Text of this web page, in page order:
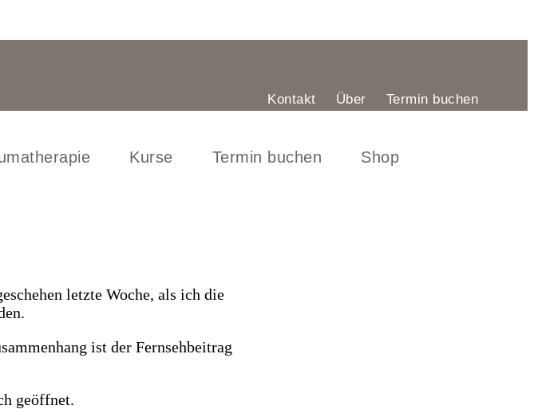
Kontakt Über Termin buchen
Kurse Termin buchen Shop
letzte Woche, als ich die
ist der Fernsehbeitrag
geöffnet.